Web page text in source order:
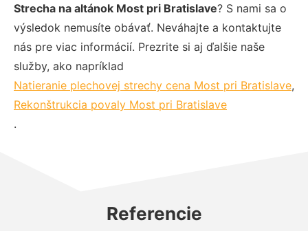
Strecha na altánok Most pri Bratislave? S nami sa o
výsledok nemusíte obávať. Neváhajte a kontaktujte
nás pre viac informácií. Prezrite si aj ďalšie naše
služby, ako napríklad
Natieranie plechovej strechy cena Most pri Bratislave,
Rekonštrukcia povaly Most pri Bratislave
.
Referencie